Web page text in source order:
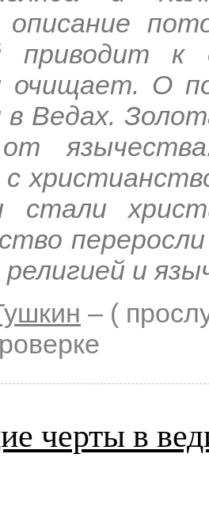
описание
приводит к
очищает. О
в Ведах.
стали
религией и
– (
черты в